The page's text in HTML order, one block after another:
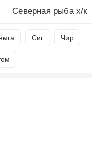
Северная рыба х/к
Сиг Чир